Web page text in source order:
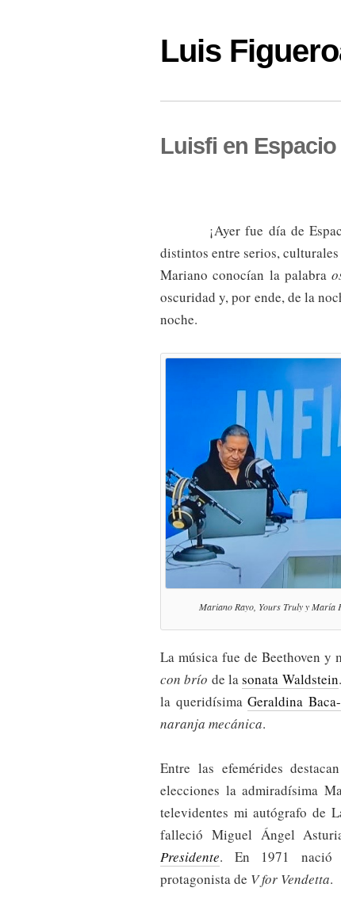
Luis
Luisfi en
¡Ayer fue día de
distintos entre serios,
Mariano conocían la palabra
oscuridad y, por ende, de la
noche.
Mariano Rayo, Yours Truly y María
La música fue de Beethoven y
con brío de lasonata Waldstein
la queridísimaGeraldina
naranja mecánica.
Entre las efemérides
elecciones la admiradísima
televidentes mi autógrafo de
falleció Miguel Ángel
Presidente. En 1971 nació
protagonista de V for Vendetta.